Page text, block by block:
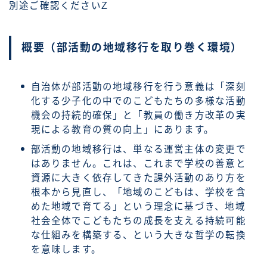
別途ご確認くださいZ
概要（部活動の地域移行を取り巻く環境）
自治体が部活動の地域移行を行う意義は「深刻
化する少子化の中でのこどもたちの多様な活動
機会の持続的確保」と「教員の働き方改革の実
現による教育の質の向上」にあります。
部活動の地域移行は、単なる運営主体の変更で
はありません。これは、これまで学校の善意と
資源に大きく依存してきた課外活動のあり方を
根本から見直し、「地域のこどもは、学校を含
めた地域で育てる」という理念に基づき、地域
社会全体でこどもたちの成長を支える持続可能
な仕組みを構築する、という大きな哲学の転換
を意味します。